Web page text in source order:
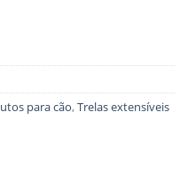
para cão,Trelas extensíveis